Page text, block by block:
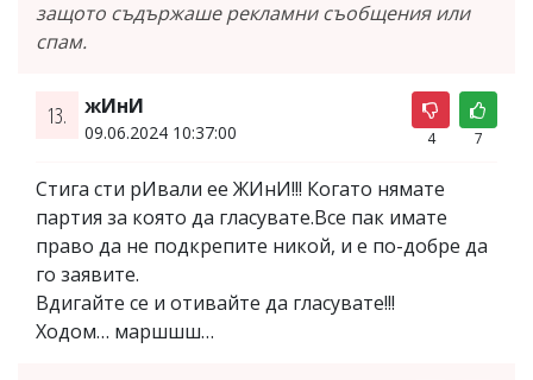
защото съдържаше рекламни съобщения или
спам.
13. жИнИ
09.06.2024 10:37:00 4 7
Стига сти рИвали ее ЖИнИ!!! Когато нямате
партия за която да гласувате.Все пак имате
право да не подкрепите никой, и е по-добре да
го заявите.
Вдигайте се и отивайте да гласувате!!!
Ходом… маршшш…